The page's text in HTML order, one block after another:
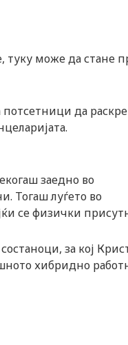
туку може да стане
да
заедно во
Тогаш луѓето во
се физички
за кој
хибридно